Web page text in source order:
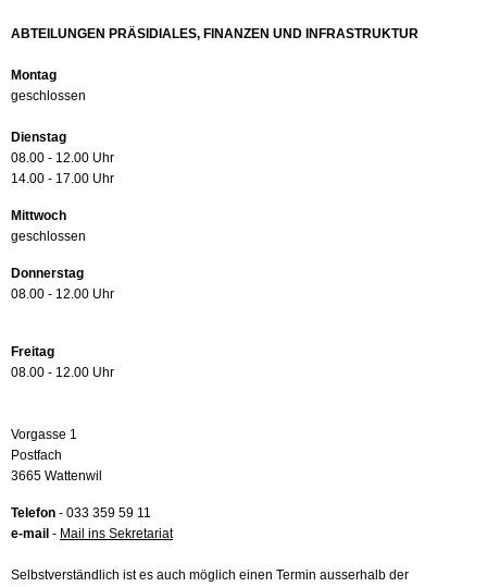
ABTEILUNGEN PRÄSIDIALES, FINANZEN UND INFRASTRUKTUR
Montag
geschlossen
Dienstag
08.00 - 12.00 Uhr
14.00 - 17.00 Uhr
Mittwoch
geschlossen
Donnerstag
08.00 - 12.00 Uhr
Freitag
08.00 - 12.00 Uhr
Vorgasse 1
Postfach
3665 Wattenwil
Telefon - 033 359 59 11
e-mail - Mail ins Sekretariat
Selbstverständlich ist es auch möglich einen Termin ausserhalb der